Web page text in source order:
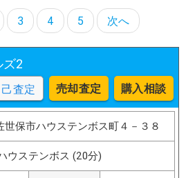
橘 江迎町田ノ元
江迎町中尾
江迎町根引
江迎町三浦
町
江迎町埋立
3 4 5 次へ
2
査定 売却査定 購入相談
世保市ハウステンボス町４－３８
ウステンボス (20分)